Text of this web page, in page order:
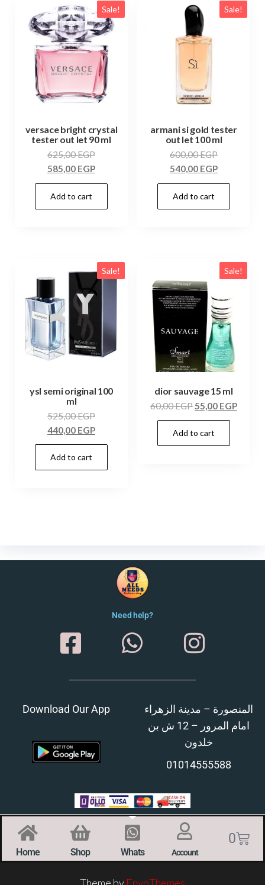
Sale!
versace bright crystal
tester out let 90 ml
625,00EGP
585,00 EGP
Add to cart
Sale!
armani si gold tester
out let 100 ml
600,00EGP
540,00 EGP
Add to cart
Sale!
ysl semi original 100
ml
525,00EGP
440,00 EGP
Add to cart
Sale!
dior sauvage 15 ml
60,00EGP55,00 EGP
Add to cart
Need help?
Download Our App
المنصورة – مدينة الزهراء
امام المرور – 12 ش بن
خلدون
01014555588
Home Shop Whats Account
0
Theme by EnvoThemes